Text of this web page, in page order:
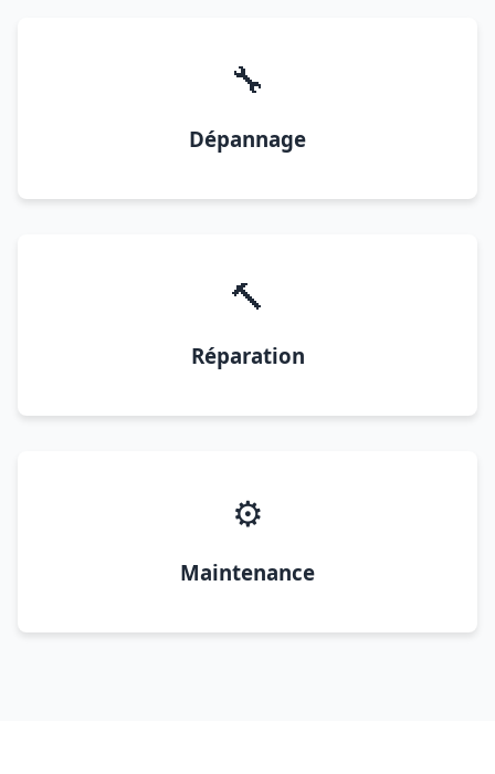
🔧
Dépannage
🔨
Réparation
⚙️
Maintenance